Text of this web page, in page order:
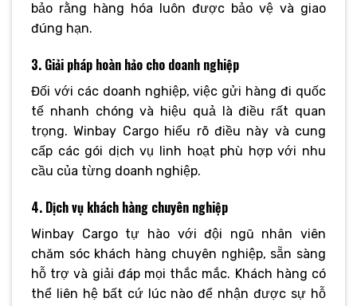
bảo rằng hàng hóa luôn được bảo vệ và giao
đúng hạn.
3. Giải pháp hoàn hảo cho doanh nghiệp
Đối với các doanh nghiệp, việc gửi hàng đi quốc
tế nhanh chóng và hiệu quả là điều rất quan
trọng. Winbay Cargo hiểu rõ điều này và cung
cấp các gói dịch vụ linh hoạt phù hợp với nhu
cầu của từng doanh nghiệp.
4. Dịch vụ khách hàng chuyên nghiệp
Winbay Cargo tự hào với đội ngũ nhân viên
chăm sóc khách hàng chuyên nghiệp, sẵn sàng
hỗ trợ và giải đáp mọi thắc mắc. Khách hàng có
thể liên hệ bất cứ lúc nào để nhận được sự hỗ